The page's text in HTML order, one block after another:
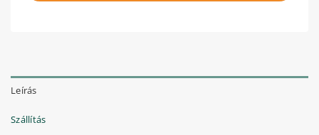
Leírás
Szállítás